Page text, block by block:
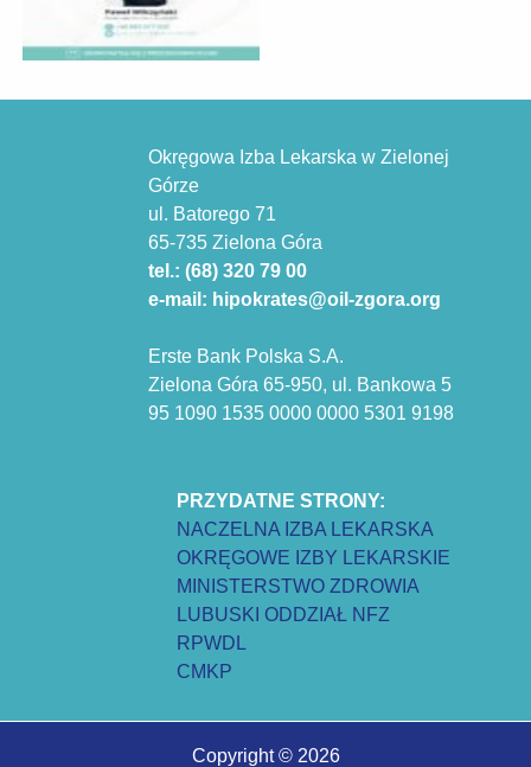
Okręgowa Izba Lekarska w Zielonej
Górze
ul. Batorego 71
65-735 Zielona Góra
tel.: (68) 320 79 00
e-mail: hipokrates@oil-zgora.org
Erste Bank Polska S.A.
Zielona Góra 65-950, ul. Bankowa 5
95 1090 1535 0000 0000 5301 9198
PRZYDATNE STRONY:
NACZELNA IZBA LEKARSKA
OKRĘGOWE IZBY LEKARSKIE
MINISTERSTWO ZDROWIA
LUBUSKI ODDZIAŁ NFZ
RPWDL
CMKP
Copyright © 2026